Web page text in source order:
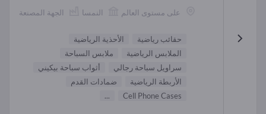
الجهة المصنعة النمسا على مستوى العالم
حقائب رياضية
الأحذية الرياضية
الملابس الرياضية
ملابس السباحة
سراويل سباحة رجالي
أثواب سباحة بيكيني
الأربطة الرياضية
ضمادات القدم
Cell Phone Cases
...